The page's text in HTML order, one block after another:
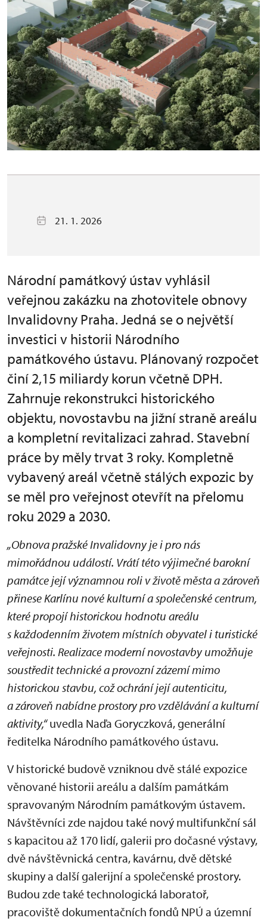
21. 1. 2026
Národní památkový ústav vyhlásil
veřejnou zakázku na zhotovitele obnovy
Invalidovny Praha. Jedná se o největší
investici v historii Národního
památkového ústavu. Plánovaný rozpočet
činí 2,15 miliardy korun včetně DPH.
Zahrnuje rekonstrukci historického
objektu, novostavbu na jižní straně areálu
a kompletní revitalizaci zahrad. Stavební
práce by měly trvat 3 roky. Kompletně
vybavený areál včetně stálých expozic by
se měl pro veřejnost otevřít na přelomu
roku 2029 a 2030.
„Obnova pražské Invalidovny je i pro nás
mimořádnou událostí. Vrátí této výjimečné barokní
památce její významnou roli v životě města a zároveň
přinese Karlínu nové kulturní a společenské centrum,
které propojí historickou hodnotu areálu
s každodenním životem místních obyvatel i turistické
veřejnosti. Realizace moderní novostavby umožňuje
soustředit technické a provozní zázemí mimo
historickou stavbu, což ochrání její autenticitu,
a zároveň nabídne prostory pro vzdělávání a kulturní
aktivity,“uvedla Naďa Goryczková, generální
ředitelka Národního památkového ústavu.
V historické budově vzniknou dvě stálé expozice
věnované historii areálu a dalším památkám
spravovaným Národním památkovým ústavem.
Návštěvníci zde najdou také nový multifunkční sál
s kapacitou až 170 lidí, galerii pro dočasné výstavy,
dvě návštěvnická centra, kavárnu, dvě dětské
skupiny a další galerijní a společenské prostory.
Budou zde také technologická laboratoř,
pracoviště dokumentačních fondů NPÚ a územní